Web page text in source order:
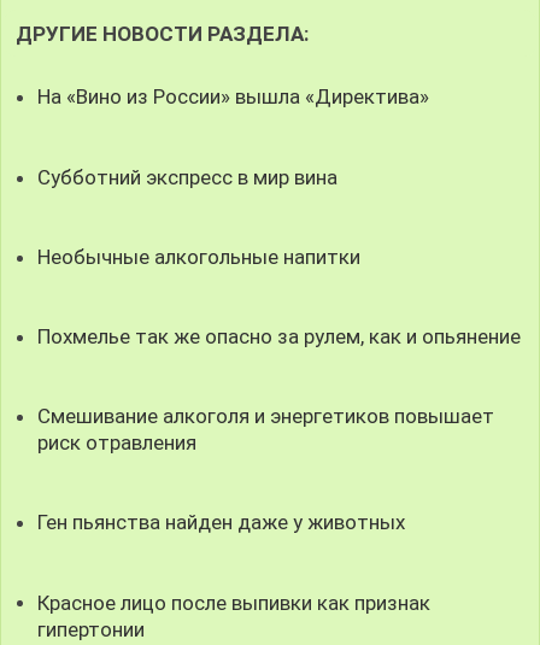
ДРУГИЕ НОВОСТИ РАЗДЕЛА:
На «Вино из России» вышла «Директива»
Субботний экспресс в мир вина
Необычные алкогольные напитки
Похмелье так же опасно за рулем, как и опьянение
Смешивание алкоголя и энергетиков повышает
риск отравления
Ген пьянства найден даже у животных
Красное лицо после выпивки как признак
гипертонии